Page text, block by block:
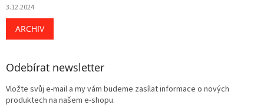
3.12.2024
ARCHIV
Odebírat newsletter
Vložte svůj e-mail a my vám budeme zasílat informace o nových
produktech na našem e-shopu.